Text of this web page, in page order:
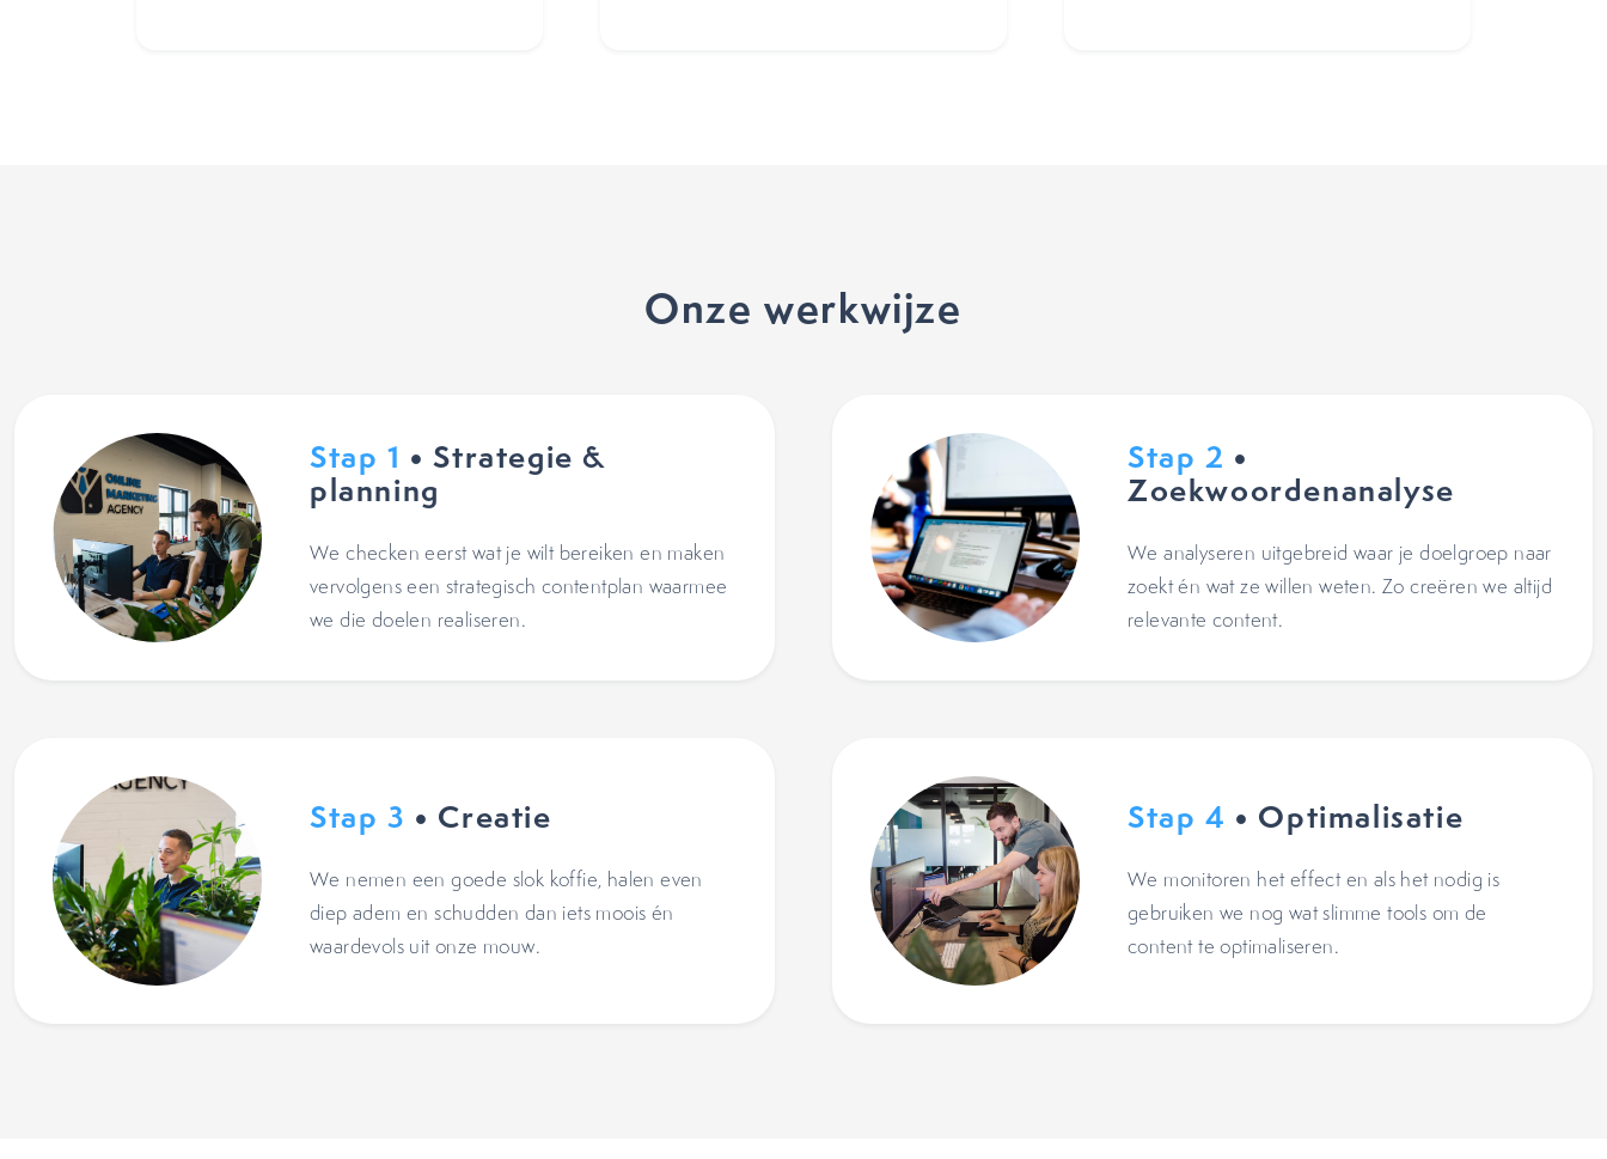
Onze werkwijze
Stap 1 • Strategie &
planning
We checken eerst wat je wilt bereiken en maken
vervolgens een strategisch contentplan waarmee
we die doelen realiseren.
Stap 2 •
Zoekwoordenanalyse
We analyseren uitgebreid waar je doelgroep naar
zoekt én wat ze willen weten. Zo creëren we altijd
relevante content.
Stap 3 • Creatie
We nemen een goede slok koffie, halen even
diep adem en schudden dan iets moois én
waardevols uit onze mouw.
Stap 4 • Optimalisatie
We monitoren het effect en als het nodig is
gebruiken we nog wat slimme tools om de
content te optimaliseren.